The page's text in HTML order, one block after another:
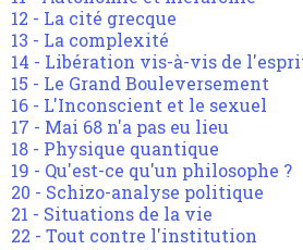
12 - La cité grecque
13 - La complexité
14 - Libération vis-à-vis de
15 - Le Grand Bouleversement
16 - L'Inconscient et le sexuel
17 - Mai 68 n'a pas eu lieu
18 - Physique quantique
19 - Qu'est-ce qu'un philosophe ?
20 - Schizo-analyse politique
21 - Situations de la vie
22 - Tout contre l'institution